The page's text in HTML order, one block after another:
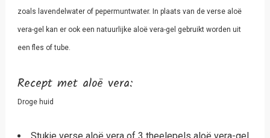
zoals lavendelwater of pepermuntwater. In plaats van de verse aloë
vera-gel kan er ook een natuurlijke aloë vera-gel gebruikt worden uit
een fles of tube.
Recept met aloë vera:
Droge huid